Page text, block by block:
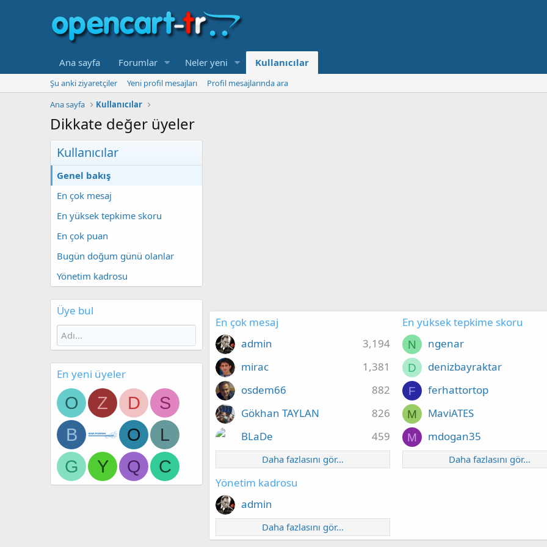
Ana sayfa Forumlar Neler yeni Kullanıcılar
Şu anki ziyaretçiler Yeni profil mesajları
Profil mesajlarında ara
Ana sayfa
Kullanıcılar
Dikkate değer üyeler
Kullanıcılar
Genel bakış
En çok mesaj
En yüksek tepkime skoru
En çok puan
Bugün doğum günü olanlar
Yönetim kadrosu
Üye bul
En yeni üyeler
O Z D
S
B
O
L
G
Y Q C
En çok mesaj
3,194
admin
1,381
mirac
882
osdem66
826
Gökhan TAYLAN
459
BLaDe
Daha fazlasını gör…
En yüksek tepkime skoru
N ngenar
D denizbayraktar
F ferhattortop
M MaviATES
M mdogan35
Daha fazlasını gör…
Yönetim kadrosu
admin
Daha fazlasını gör…